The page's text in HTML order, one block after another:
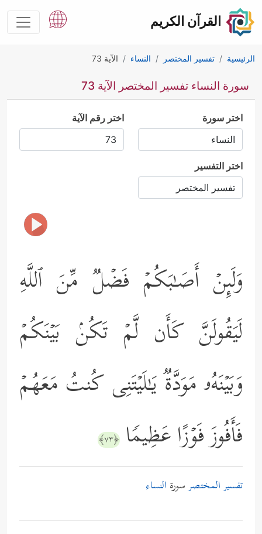
القرآن الكريم
الرئيسية تفسير المختصر النساء الآية 73
سورة النساء تفسير المختصر الآية 73
اختر سورة اختر رقم الآية
اختر التفسير
وَلَىِٕنۡ أَصَـٰبَكُمۡ فَضۡلࣱ مِّنَ ٱللَّهِ
لَیَقُولَنَّ كَأَن لَّمۡ تَكُنۢ بَیۡنَكُمۡ
وَبَیۡنَهُۥ مَوَدَّةࣱ یَـٰلَیۡتَنِی كُنتُ مَعَهُمۡ
فَأَفُوزَ فَوۡزًا عَظِیمࣰا ﴿٧٣﴾
تفسير المختصرسورة النساء